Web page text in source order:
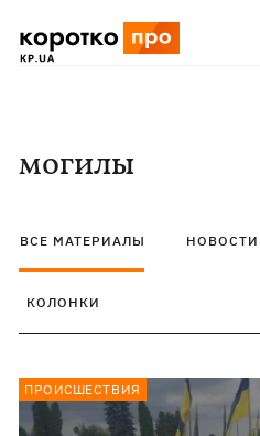
могилы
ВСЕ МАТЕРИАЛЫ НОВОСТИ
КОЛОНКИ
ПРОИСШЕСТВИЯ